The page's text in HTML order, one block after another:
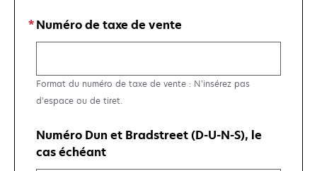
Numéro de taxe de vente
Format du numéro de taxe de vente : N’insérez pas
d’espace ou de tiret.
Numéro Dun et Bradstreet (D-U-N-S), le
cas échéant